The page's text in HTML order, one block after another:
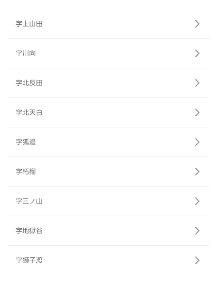
字上山田
字川向
字北反田
字北天白
字狐追
字柘榴
字三ノ山
字地獄谷
字獅子渡